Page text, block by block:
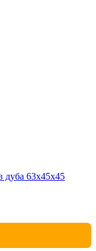
дуба 63х45х45